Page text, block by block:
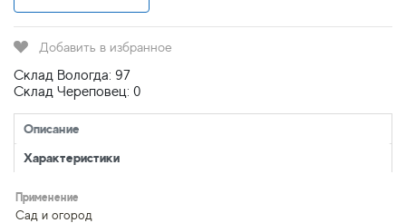
Добавить в избранное
Склад Вологда: 97
Склад Череповец: 0
Описание
Характеристики
Применение
Сад и огород